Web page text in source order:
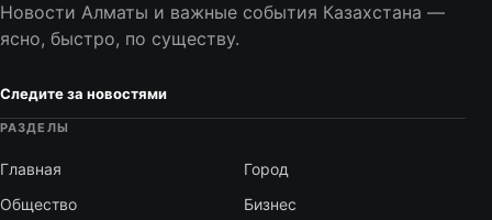
Новости Алматы и важные события Казахстана —
ясно, быстро, по существу.
Следите за новостями
РАЗДЕЛЫ
Главная
Город
Общество
Бизнес